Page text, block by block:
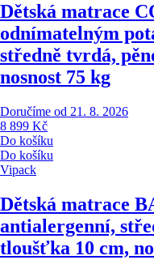
Dětská matrace
odnímatelným
středně tvrdá,
nosnost 75 kg
Doručíme od 21. 8. 2026
8 899 Kč
Do košíku
Do košíku
Vipack
Dětská matrace
antialergenní,
tloušťka 10 cm,